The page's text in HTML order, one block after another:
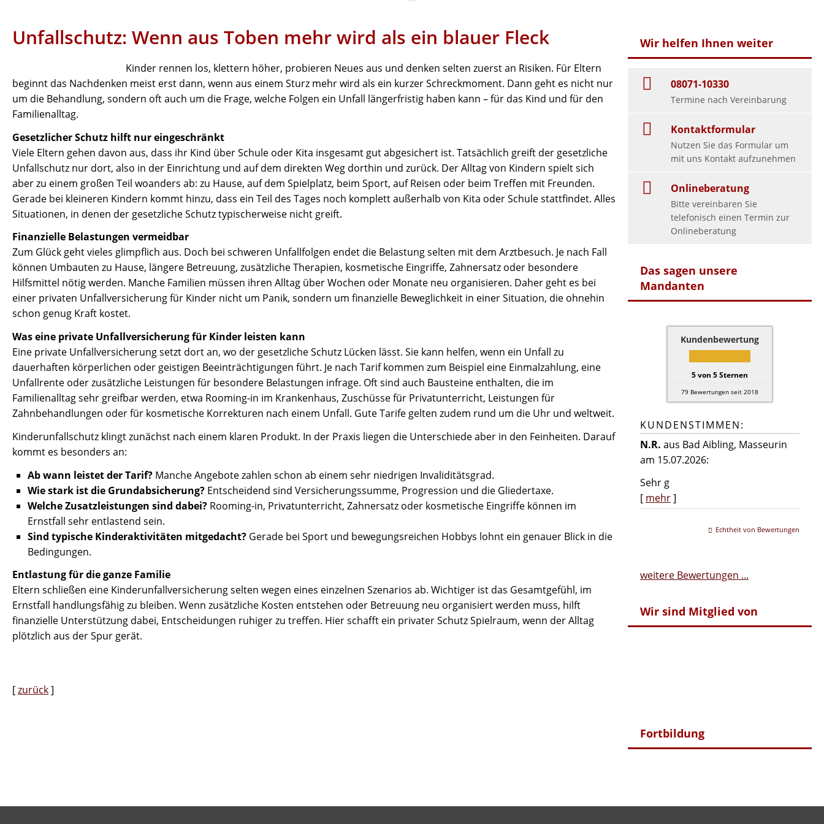
Wir helfen Ihnen weiter
08071-10330
Termine nach Vereinbarung
Kontaktformular
Nutzen Sie das Formular um
mit uns Kontakt aufzunehmen
Onlineberatung
Bitte vereinbaren Sie
telefonisch einen Termin zur
Onlineberatung
Das sagen unsere
Mandanten
Kundenbewertung
5von 5Sternen
79 Bewertungen seit 2018
KUNDENSTIMMEN:
N.R. aus Bad Aibling, Masseurin
am 15.07.2026:
Sehr g
[ mehr]
Echtheit von Bewertungen
weitere Bewertungen ...
Wir sind Mitglied von
Fortbildung
Unfallschutz: Wenn aus Toben mehr wird als ein blauer Fleck
Kinder rennen los, klettern höher, probieren Neues aus und denken selten zuerst an Risiken. Für Eltern
beginnt das Nachdenken meist erst dann, wenn aus einem Sturz mehr wird als ein kurzer Schreckmoment. Dann geht es nicht nur
um die Behandlung, sondern oft auch um die Frage, welche Folgen ein Unfall längerfristig haben kann – für das Kind und für den
Familienalltag.
Gesetzlicher Schutz hilft nur eingeschränkt
Viele Eltern gehen davon aus, dass ihr Kind über Schule oder Kita insgesamt gut abgesichert ist. Tatsächlich greift der gesetzliche
Unfallschutz nur dort, also in der Einrichtung und auf dem direkten Weg dorthin und zurück. Der Alltag von Kindern spielt sich
aber zu einem großen Teil woanders ab: zu Hause, auf dem Spielplatz, beim Sport, auf Reisen oder beim Treffen mit Freunden.
Gerade bei kleineren Kindern kommt hinzu, dass ein Teil des Tages noch komplett außerhalb von Kita oder Schule stattfindet. Alles
Situationen, in denen der gesetzliche Schutz typischerweise nicht greift.
Finanzielle Belastungen vermeidbar
Zum Glück geht vieles glimpflich aus. Doch bei schweren Unfallfolgen endet die Belastung selten mit dem Arztbesuch. Je nach Fall
können Umbauten zu Hause, längere Betreuung, zusätzliche Therapien, kosmetische Eingriffe, Zahnersatz oder besondere
Hilfsmittel nötig werden. Manche Familien müssen ihren Alltag über Wochen oder Monate neu organisieren. Daher geht es bei
einer privaten Unfallversicherung für Kinder nicht um Panik, sondern um finanzielle Beweglichkeit in einer Situation, die ohnehin
schon genug Kraft kostet.
Was eine private Unfallversicherung für Kinder leisten kann
Eine private Unfallversicherung setzt dort an, wo der gesetzliche Schutz Lücken lässt. Sie kann helfen, wenn ein Unfall zu
dauerhaften körperlichen oder geistigen Beeinträchtigungen führt. Je nach Tarif kommen zum Beispiel eine Einmalzahlung, eine
Unfallrente oder zusätzliche Leistungen für besondere Belastungen infrage. Oft sind auch Bausteine enthalten, die im
Familienalltag sehr greifbar werden, etwa Rooming-in im Krankenhaus, Zuschüsse für Privatunterricht, Leistungen für
Zahnbehandlungen oder für kosmetische Korrekturen nach einem Unfall. Gute Tarife gelten zudem rund um die Uhr und weltweit.
Kinderunfallschutz klingt zunächst nach einem klaren Produkt. In der Praxis liegen die Unterschiede aber in den Feinheiten. Darauf
kommt es besonders an:
Ab wann leistet der Tarif? Manche Angebote zahlen schon ab einem sehr niedrigen Invaliditätsgrad.
Wie stark ist die Grundabsicherung? Entscheidend sind Versicherungssumme, Progression und die Gliedertaxe.
Welche Zusatzleistungen sind dabei? Rooming-in, Privatunterricht, Zahnersatz oder kosmetische Eingriffe können im
Ernstfall sehr entlastend sein.
Sind typische Kinderaktivitäten mitgedacht? Gerade bei Sport und bewegungsreichen Hobbys lohnt ein genauer Blick in die
Bedingungen.
Entlastung für die ganze Familie
Eltern schließen eine Kinderunfallversicherung selten wegen eines einzelnen Szenarios ab. Wichtiger ist das Gesamtgefühl, im
Ernstfall handlungsfähig zu bleiben. Wenn zusätzliche Kosten entstehen oder Betreuung neu organisiert werden muss, hilft
finanzielle Unterstützung dabei, Entscheidungen ruhiger zu treffen. Hier schafft ein privater Schutz Spielraum, wenn der Alltag
plötzlich aus der Spur gerät.
[zurück]